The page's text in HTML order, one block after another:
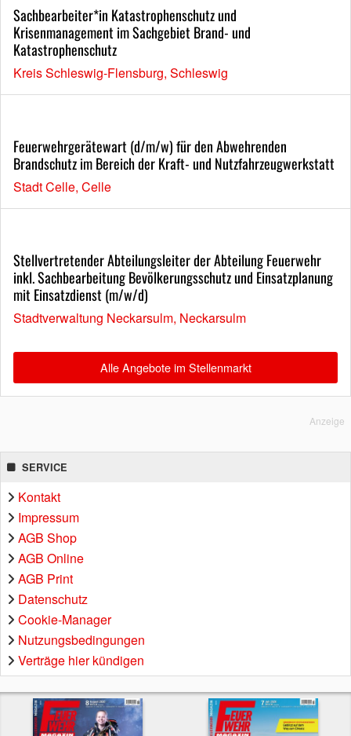
Sachbearbeiter*in Katastrophenschutz und
Krisenmanagement im Sachgebiet Brand- und
Katastrophenschutz
Kreis Schleswig-Flensburg, Schleswig
Feuerwehrgerätewart (d/m/w) für den Abwehrenden
Brandschutz im Bereich der Kraft- und Nutzfahrzeugwerkstatt
Stadt Celle, Celle
Stellvertretender Abteilungsleiter der Abteilung Feuerwehr
inkl. Sachbearbeitung Bevölkerungsschutz und Einsatzplanung
mit Einsatzdienst (m/w/d)
Stadtverwaltung Neckarsulm, Neckarsulm
Alle Angebote im Stellenmarkt
Anzeige
SERVICE
Kontakt
Impressum
AGB Shop
AGB Online
AGB Print
Datenschutz
Cookie-Manager
Nutzungsbedingungen
Verträge hier kündigen